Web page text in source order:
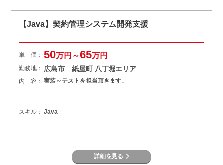
【Java】契約管理システム開発支援
単 価： 50万円～65万円
勤務地： 広島市 紙屋町 八丁堀エリア
内 容： 実装～テストを担当頂きます。
スキル： Java
詳細を見る